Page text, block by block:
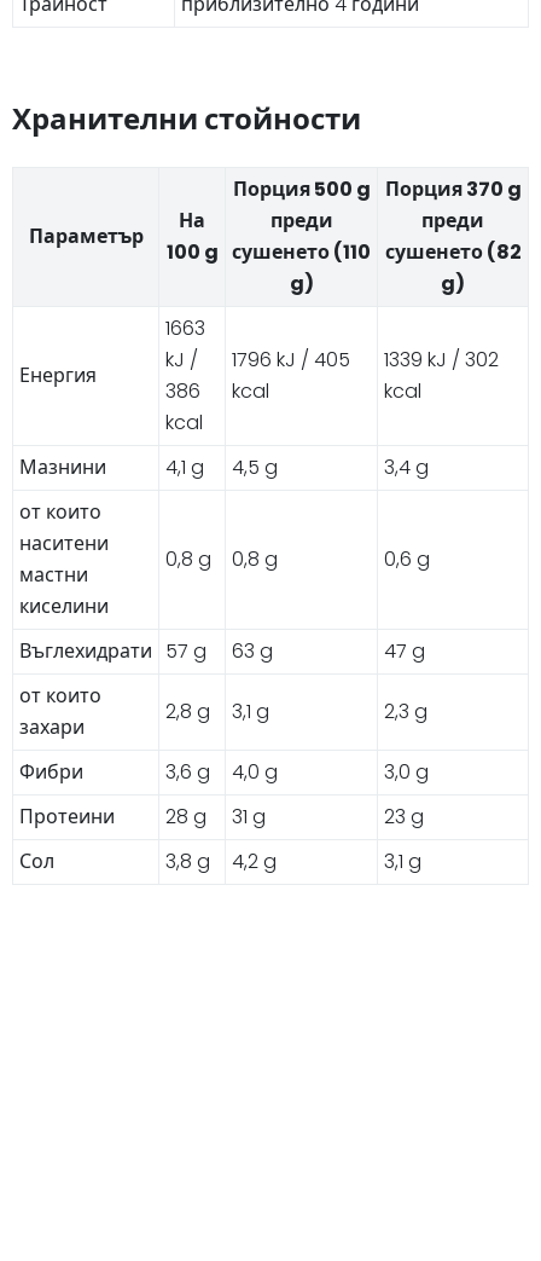
Хранителни стойности
Параметър
На
100 g
Порция 500 g
преди
сушенето (110
g)
Порция 370 g
преди
сушенето (82
g)
Енергия
1663
kJ /
386
kcal
1796 kJ / 405
kcal
1339 kJ / 302
kcal
Мазнини 4,1 g 4,5 g
3,4 g
от които
наситени
мастни
киселини
0,8 g 0,8 g 0,6 g
Въглехидрати 57 g 63 g
47 g
от които
захари
2,8 g 3,1 g 2,3 g
Фибри 3,6 g 4,0 g
3,0 g
Протеини
28 g 31 g
23 g
Сол
3,8 g 4,2 g 3,1 g